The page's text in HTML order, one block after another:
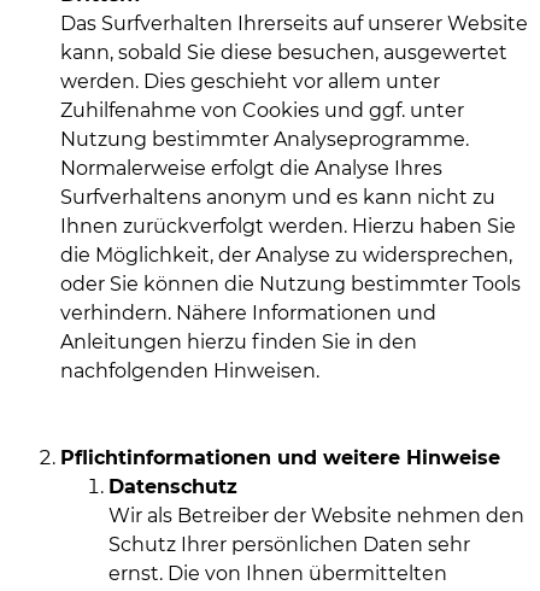
Das Surfverhalten Ihrerseits auf unserer Website
kann, sobald Sie diese besuchen, ausgewertet
werden. Dies geschieht vor allem unter
Zuhilfenahme von Cookies und ggf. unter
Nutzung bestimmter Analyseprogramme.
Normalerweise erfolgt die Analyse Ihres
Surfverhaltens anonym und es kann nicht zu
Ihnen zurückverfolgt werden. Hierzu haben Sie
die Möglichkeit, der Analyse zu widersprechen,
oder Sie können die Nutzung bestimmter Tools
verhindern. Nähere Informationen und
Anleitungen hierzu finden Sie in den
nachfolgenden Hinweisen.
Pflichtinformationen und weitere Hinweise
Datenschutz
Wir als Betreiber der Website nehmen den
Schutz Ihrer persönlichen Daten sehr
ernst. Die von Ihnen übermittelten